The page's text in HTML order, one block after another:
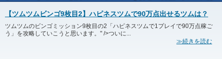
【ツムツムビンゴ9枚目2】ハピネスツムで90万点出せるツムは？
ツムツムのビンゴミッション9枚目の2「ハピネスツムで1プレイで90万点稼ご
う」を攻略していこうと思います。" />ついに...
≫続きを読む